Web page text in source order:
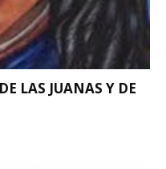
LAS JUANAS Y DE